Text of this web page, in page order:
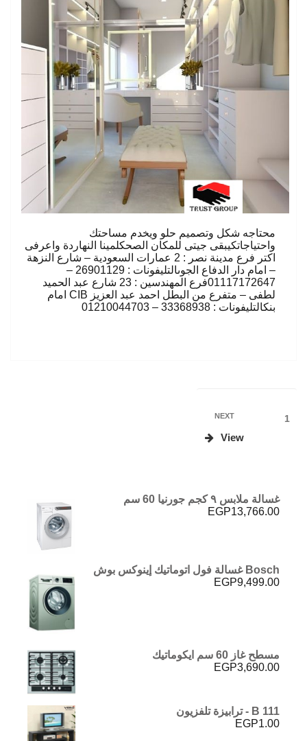
محتاجه شكل وتصميم حلو ويخدم مساحتك
واحتياجاتكيبقى جيتى للمكان الصحكلمينا النهاردة واعرفى
اكتر فرع مدينة نصر : 2 عمارات السعودية – شارع النزهة
– امام دار الدفاع الجوىالتليفونات : 26901129 –
01117172647فرع المهندسين : 23 شارع عبد الحميد
لطفى – متفرع من البطل احمد عبد العزيز CIB امام
بنكالتليفونات : 33368938 – 01210044703
Posts
pagination
1
Next
Post
NEXT
View
غسالة ملابس ٩ كجم جورنيا 60 سم
EGP13,766.00
Bosch غسالة فول اتوماتيك إينوكس بوش
EGP9,499.00
مسطح غاز 60 سم ايكوماتيك
EGP3,690.00
B 111 - ترابيزة تلفزيون
EGP1.00